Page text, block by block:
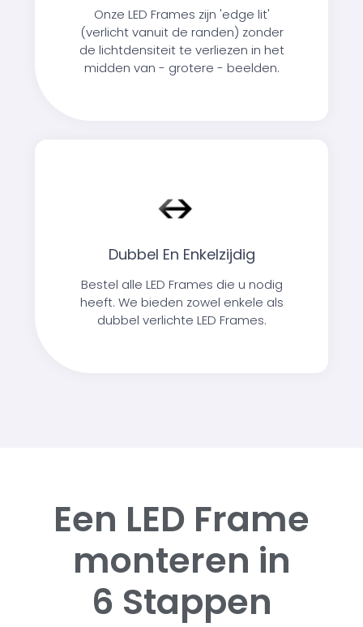
Onze LED Frames zijn 'edge lit'
(verlicht vanuit de randen) zonder
de lichtdensiteit te verliezen in het
midden van - grotere - beelden.
Dubbel En Enkelzijdig
Bestel alle LED Frames die u nodig
heeft. We bieden zowel enkele als
dubbel verlichte LED Frames.
Een LED Frame
monteren in
6 Stappen